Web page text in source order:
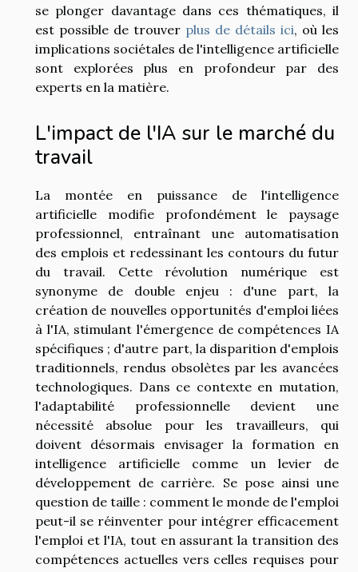
se plonger davantage dans ces thématiques, il
est possible de trouver plus de détails ici, où les
implications sociétales de l'intelligence artificielle
sont explorées plus en profondeur par des
experts en la matière.
L'impact de l'IA sur le marché du
travail
La montée en puissance de l'intelligence
artificielle modifie profondément le paysage
professionnel, entraînant une automatisation
des emplois et redessinant les contours du futur
du travail. Cette révolution numérique est
synonyme de double enjeu : d'une part, la
création de nouvelles opportunités d'emploi liées
à l'IA, stimulant l'émergence de compétences IA
spécifiques ; d'autre part, la disparition d'emplois
traditionnels, rendus obsolètes par les avancées
technologiques. Dans ce contexte en mutation,
l'adaptabilité professionnelle devient une
nécessité absolue pour les travailleurs, qui
doivent désormais envisager la formation en
intelligence artificielle comme un levier de
développement de carrière. Se pose ainsi une
question de taille : comment le monde de l'emploi
peut-il se réinventer pour intégrer efficacement
l'emploi et l'IA, tout en assurant la transition des
compétences actuelles vers celles requises pour